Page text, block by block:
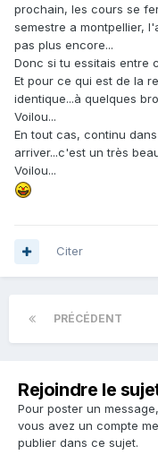
prochain, les cours se
semestre a montpellier,
pas plus encore...
Donc si tu essitais entre
Et pour ce qui est de la
identique...à quelques
Voilou...
En tout cas, continu
arriver...c'est un très
Voilou...
Citer
PRÉCÉDENT
Rejoindre le
Pour poster un
vous avez un compte
publier dans ce sujet.